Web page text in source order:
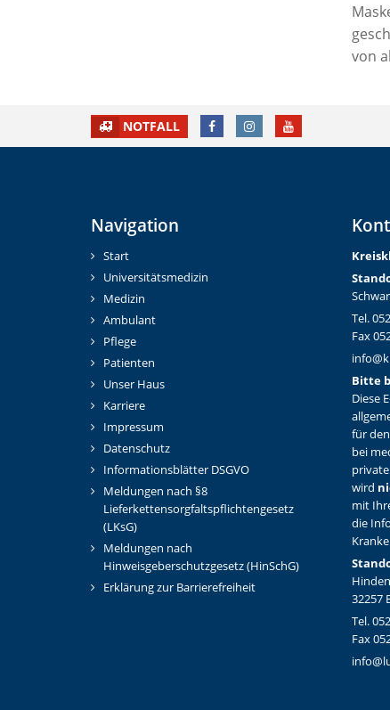
von
NOTFALL FACEBOOKINSTAGRAMYOUTUBE
Navigation
Start
Universitätsmedizin
Medizin
Ambulant
Pflege
Patienten
Unser Haus
Karriere
Impressum
Datenschutz
Informationsblätter DSGVO
Meldungen nach §8
Lieferkettensorgfaltspflichtengesetz
(LKsG)
Meldungen nach
Hinweisgeberschutzgesetz (HinSchG)
Erklärung zur Barrierefreiheit
Tel.
Fax
Bitte
Diese
für
bei
wird
mit
die
32257
Tel.
Fax